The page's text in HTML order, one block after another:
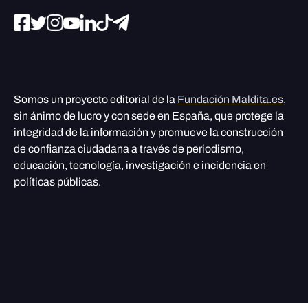
Somos un proyecto editorial de la Fundación Maldita.es,
sin ánimo de lucro y con sede en España, que protege la
integridad de la información y promueve la construcción
de confianza ciudadana a través de periodismo,
educación, tecnología, investigación e incidencia en
políticas públicas.